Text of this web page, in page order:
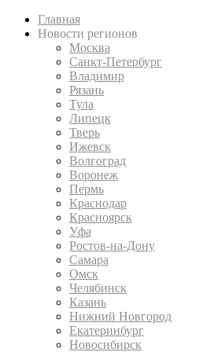
Главная
Новости регионов
Москва
Санкт-Петербург
Владимир
Рязань
Тула
Липецк
Тверь
Ижевск
Волгоград
Воронеж
Пермь
Краснодар
Красноярск
Уфа
Ростов-на-Дону
Самара
Омск
Челябинск
Казань
Нижний Новгород
Екатеринбург
Новосибирск